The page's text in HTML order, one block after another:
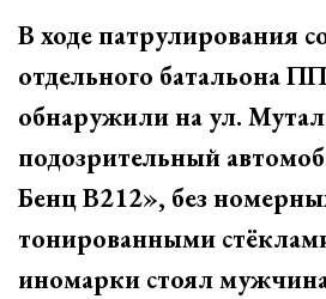
В ходе патрулирования
отдельного батальона
обнаружили на ул.
подозрительный
Бенц В212», без
тонированными
иномарки стоял